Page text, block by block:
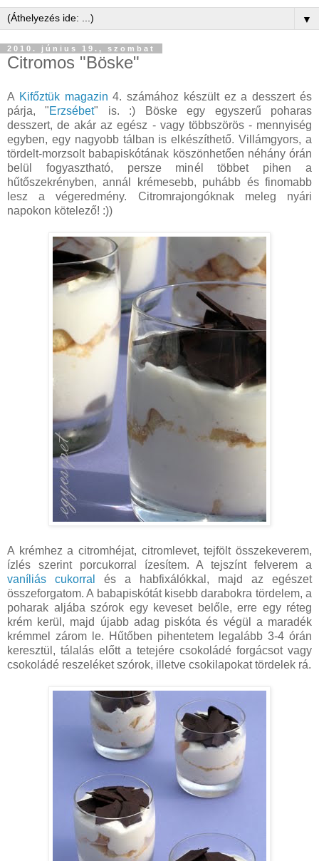
▼
2010. június 19., szombat
Citromos "Böske"
A Kifőztük magazin 4. számához készült ez a desszert és
párja, "Erzsébet" is. :) Böske egy egyszerű poharas
desszert, de akár az egész - vagy többszörös - mennyiség
egyben, egy nagyobb tálban is elkészíthető. Villámgyors, a
tördelt-morzsolt babapiskótának köszönhetően néhány órán
belül fogyasztható, persze minél többet pihen a
hűtőszekrényben, annál krémesebb, puhább és finomabb
lesz a végeredmény. Citromrajongóknak meleg nyári
napokon kötelező! :))
A krémhez a citromhéjat, citromlevet, tejfölt összekeverem,
ízlés szerint porcukorral ízesítem. A tejszínt felverem a
vaníliás cukorral
és a habfixálókkal, majd az egészet
összeforgatom. A babapiskótát kisebb darabokra tördelem, a
poharak aljába szórok egy keveset belőle, erre egy réteg
krém kerül, majd újabb adag piskóta és végül a maradék
krémmel zárom le. Hűtőben pihentetem legalább 3-4 órán
keresztül, tálalás előtt a tetejére csokoládé forgácsot vagy
csokoládé reszeléket szórok, illetve csokilapokat tördelek rá.